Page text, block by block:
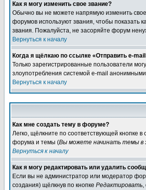
Как я могу изменить свое звание?
Обычно вы не можете напрямую изменить
форумов используют звания, чтобы показать
звания. Пожалуйста, не засоряйте форум
Вернуться к началу
Когда я щёлкаю по ссылке «Отправить e-
Только зарегистрированные пользователи
злоупотребления системой e-mail
Вернуться к началу
Как мне создать тему в форуме?
Легко, щёлкните по соответствующей кнопке
форума и темы (Вы можете начинать темы в
Вернуться к началу
Как я могу редактировать или удалить
Если вы не администратор или модератор
создания) щёлкнув по кнопке Редактировать,